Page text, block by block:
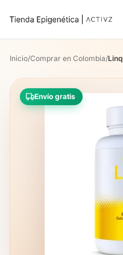
Inicio/Comprar en Colombia/Linq
Envío gratis